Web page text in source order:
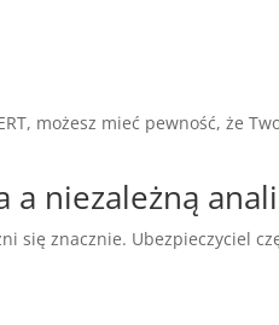
możesz mieć pewność, że
a niezależną
się znacznie. Ubezpieczyciel